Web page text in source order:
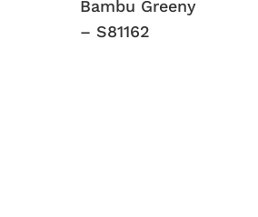
Bambu Greeny
– S81162